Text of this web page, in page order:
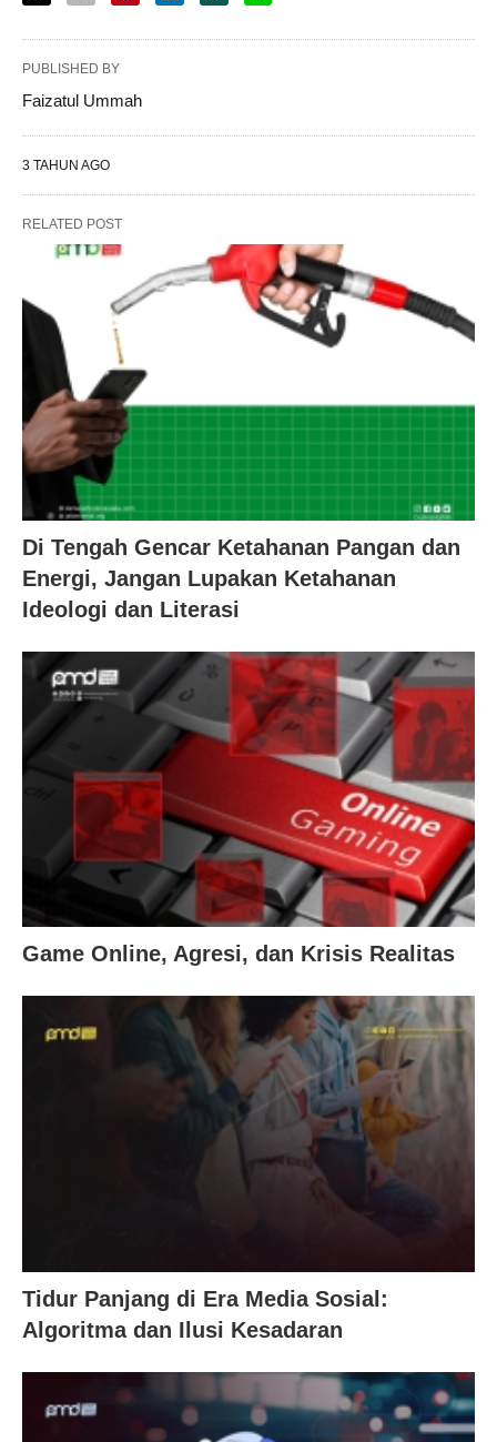
PUBLISHED BY
Faizatul Ummah
3 TAHUN AGO
RELATED POST
Di Tengah Gencar Ketahanan Pangan dan
Energi, Jangan Lupakan Ketahanan
Ideologi dan Literasi
Game Online, Agresi, dan Krisis Realitas
Tidur Panjang di Era Media Sosial:
Algoritma dan Ilusi Kesadaran